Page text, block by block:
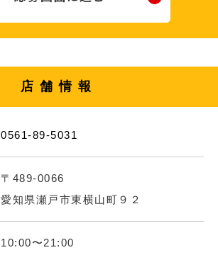
店舗情報
0561-89-5031
〒489-0066
愛知県瀬戸市東横山町９２
10:00〜21:00